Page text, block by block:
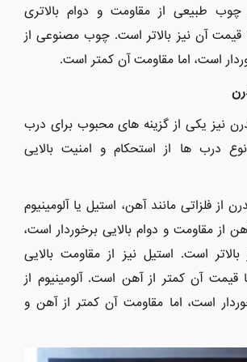
طبیعی از مقاومت و دوام بالاتری
قیمت آن نیز بالاتر است. چوب مصنوعی از
است، اما مقاومت آن کمتر است.
نیز یکی از گزینه های محبوب برای درب
درب ها از استحکام و امنیت بالایی
از فلزاتی مانند آهن، استیل یا آلومینیوم
از مقاومت و دوام بالایی برخوردار است،
است. استیل نیز از مقاومت بالایی
قیمت آن کمتر از آهن است. آلومینیوم از
است، اما مقاومت آن کمتر از آهن و